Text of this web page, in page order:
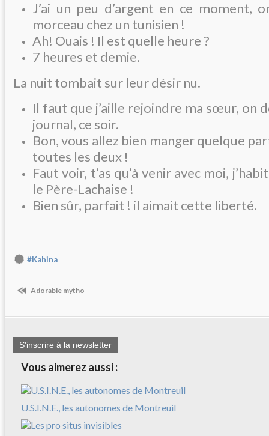
J’ai un peu d’argent en ce moment,
morceau chez un tunisien !
Ah! Ouais ! Il est quelle heure ?
7 heures et demie.
La nuit tombait sur leur désir nu.
Il faut que j’aille rejoindre ma sœur, on
journal, ce soir.
Bon, vous allez bien manger quelque
toutes les deux !
Faut voir, t’as qu’à venir avec moi,
le Père-Lachaise !
Bien sûr, parfait ! il aimait cette liberté.
#Kahina
Adorable mytho
S'inscrire à la newsletter
Vous aimerez aussi :
U.S.I.N.E., les autonomes de Montreuil